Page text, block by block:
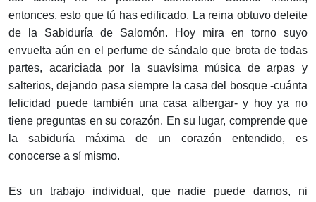
entonces, esto que tú has edificado. La reina obtuvo deleite
de la Sabiduría de Salomón. Hoy mira en torno suyo
envuelta aún en el perfume de sándalo que brota de todas
partes, acariciada por la suavísima música de arpas y
salterios, dejando pasa siempre la casa del bosque -cuánta
felicidad puede también una casa albergar- y hoy ya no
tiene preguntas en su corazón. En su lugar, comprende que
la sabiduría máxima de un corazón entendido, es
conocerse a sí mismo.
Es un trabajo individual, que nadie puede darnos, ni